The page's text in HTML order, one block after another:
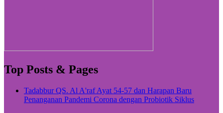
Top Posts & Pages
Tadabbur QS. Al A'raf Ayat 54-57 dan Harapan Baru
Penanganan Pandemi Corona dengan Probiotik Siklus